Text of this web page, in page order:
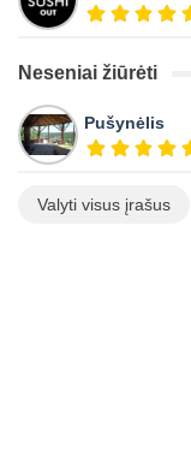
Neseniai žiūrėti
Pušynėlis
Valyti visus įrašus